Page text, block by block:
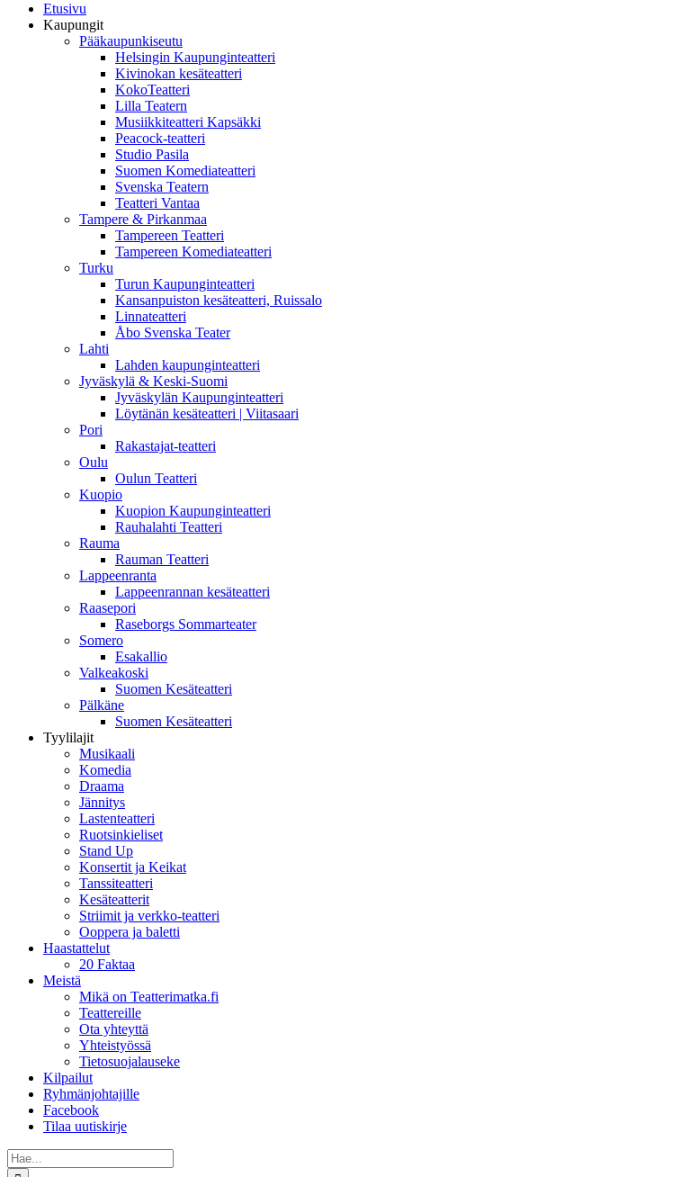
Etusivu
Kaupungit
Pääkaupunkiseutu
Helsingin Kaupunginteatteri
Kivinokan kesäteatteri
KokoTeatteri
Lilla Teatern
Musiikkiteatteri Kapsäkki
Peacock-teatteri
Studio Pasila
Suomen Komediateatteri
Svenska Teatern
Teatteri Vantaa
Tampere & Pirkanmaa
Tampereen Teatteri
Tampereen Komediateatteri
Turku
Turun Kaupunginteatteri
Kansanpuiston kesäteatteri, Ruissalo
Linnateatteri
Åbo Svenska Teater
Lahti
Lahden kaupunginteatteri
Jyväskylä & Keski-Suomi
Jyväskylän Kaupunginteatteri
Löytänän kesäteatteri | Viitasaari
Pori
Rakastajat-teatteri
Oulu
Oulun Teatteri
Kuopio
Kuopion Kaupunginteatteri
Rauhalahti Teatteri
Rauma
Rauman Teatteri
Lappeenranta
Lappeenrannan kesäteatteri
Raasepori
Raseborgs Sommarteater
Somero
Esakallio
Valkeakoski
Suomen Kesäteatteri
Pälkäne
Suomen Kesäteatteri
Tyylilajit
Musikaali
Komedia
Draama
Jännitys
Lastenteatteri
Ruotsinkieliset
Stand Up
Konsertit ja Keikat
Tanssiteatteri
Kesäteatterit
Striimit ja verkko-teatteri
Ooppera ja baletti
Haastattelut
20 Faktaa
Meistä
Mikä on Teatterimatka.fi
Teattereille
Ota yhteyttä
Yhteistyössä
Tietosuojalauseke
Kilpailut
Ryhmänjohtajille
Facebook
Tilaa uutiskirje
Etsi
...